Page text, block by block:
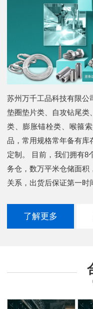
苏州万千工品科技有限公
垫圈垫片类、自攻钻尾类
类、膨胀锚栓类、喉箍
品，常用规格常年备有库
定制。 目前，我们拥有8
务仓，数万平米仓储面积
关系，出货后保证第一时
了解更多